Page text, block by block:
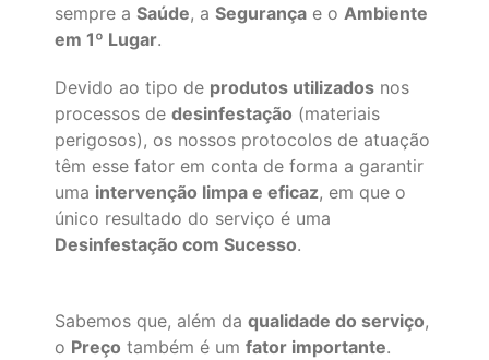
sempre a Saúde, a Segurança e o Ambiente
em 1º Lugar.
Devido ao tipo de produtos utilizados nos
processos de desinfestação (materiais
perigosos), os nossos protocolos de atuação
têm esse fator em conta de forma a garantir
uma intervenção limpa e eficaz, em que o
único resultado do serviço é uma
Desinfestação com Sucesso.
Sabemos que, além da qualidade do serviço,
o Preço também é um fator importante.